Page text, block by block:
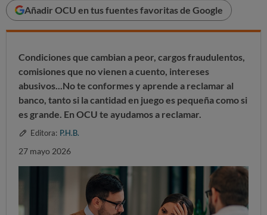
Añadir OCU en tus fuentes favoritas de Google
Condiciones que cambian a peor, cargos fraudulentos,
comisiones que no vienen a cuento, intereses
abusivos...No te conformes y aprende a reclamar al
banco, tanto si la cantidad en juego es pequeña como si
es grande. En OCU te ayudamosa reclamar.
Editora: P.H.B.
27 mayo 2026